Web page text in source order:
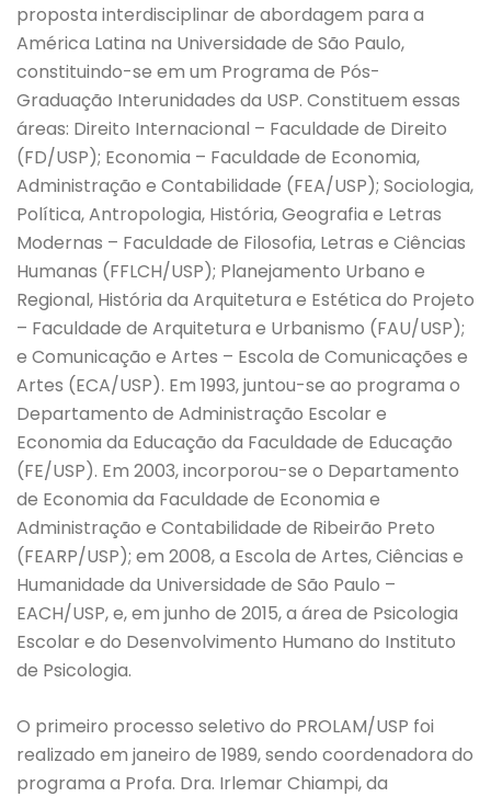
proposta interdisciplinar de abordagem para a
América Latina na Universidade de São Paulo,
constituindo-se em um Programa de Pós-
Graduação Interunidades da USP. Constituem essas
áreas: Direito Internacional – Faculdade de Direito
(FD/USP); Economia – Faculdade de Economia,
Administração e Contabilidade (FEA/USP); Sociologia,
Política, Antropologia, História, Geografia e Letras
Modernas – Faculdade de Filosofia, Letras e Ciências
Humanas (FFLCH/USP); Planejamento Urbano e
Regional, História da Arquitetura e Estética do Projeto
– Faculdade de Arquitetura e Urbanismo (FAU/USP);
e Comunicação e Artes – Escola de Comunicações e
Artes (ECA/USP). Em 1993, juntou-se ao programa o
Departamento de Administração Escolar e
Economia da Educação da Faculdade de Educação
(FE/USP). Em 2003, incorporou-se o Departamento
de Economia da Faculdade de Economia e
Administração e Contabilidade de Ribeirão Preto
(FEARP/USP); em 2008, a Escola de Artes, Ciências e
Humanidade da Universidade de São Paulo –
EACH/USP, e, em junho de 2015, a área de Psicologia
Escolar e do Desenvolvimento Humano do Instituto
de Psicologia.
O primeiro processo seletivo do PROLAM/USP foi
realizado em janeiro de 1989, sendo coordenadora do
programa a Profa. Dra. Irlemar Chiampi, da